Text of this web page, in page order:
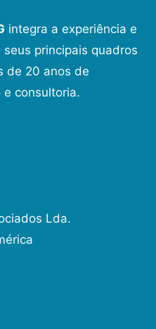
integra a experiência e
principais quadros
de 20 anos de
consultoria.
Lda.